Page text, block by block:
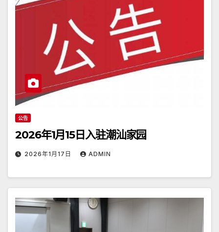
公告
2026年1月15日入驻潮汕家园
2026年1月17日 ADMIN